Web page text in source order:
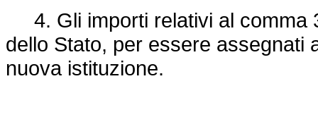
4. Gli importi relativi al comma
dello Stato, per essere assegnati
nuova istituzione.